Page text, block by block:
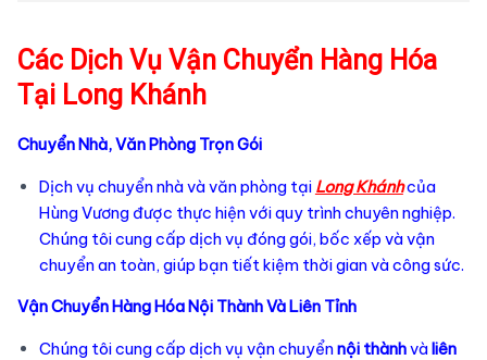
Các Dịch Vụ Vận Chuyển Hàng Hóa
Tại Long Khánh
Chuyển Nhà, Văn Phòng Trọn Gói
Dịch vụ chuyển nhà và văn phòng tại Long Khánhcủa
Hùng Vương được thực hiện với quy trình chuyên nghiệp.
Chúng tôi cung cấp dịch vụ đóng gói, bốc xếp và vận
chuyển an toàn, giúp bạn tiết kiệm thời gian và công sức.
Vận Chuyển Hàng Hóa Nội Thành Và Liên Tỉnh
Chúng tôi cung cấp dịch vụ vận chuyểnnội thànhvàliên